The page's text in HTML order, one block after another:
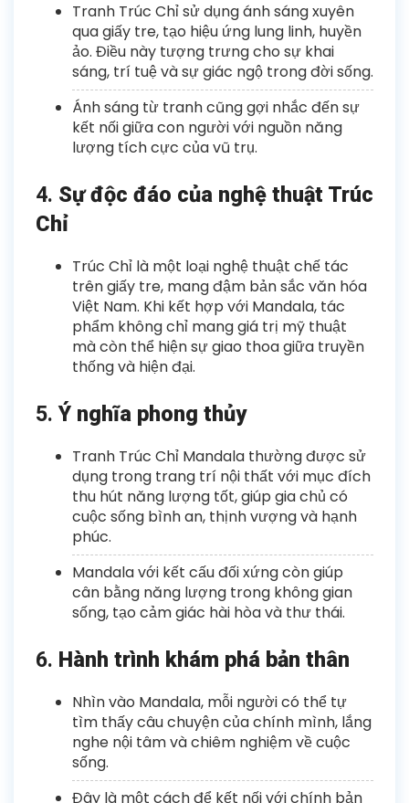
Tranh Trúc Chỉ sử dụng ánh sáng xuyên
qua giấy tre, tạo hiệu ứng lung linh, huyền
ảo. Điều này tượng trưng cho sự khai
sáng, trí tuệ và sự giác ngộ trong đời sống.
Ánh sáng từ tranh cũng gợi nhắc đến sự
kết nối giữa con người với nguồn năng
lượng tích cực của vũ trụ.
4. Sự độc đáo của nghệ thuật Trúc
Chỉ
Trúc Chỉ là một loại nghệ thuật chế tác
trên giấy tre, mang đậm bản sắc văn hóa
Việt Nam. Khi kết hợp với Mandala, tác
phẩm không chỉ mang giá trị mỹ thuật
mà còn thể hiện sự giao thoa giữa truyền
thống và hiện đại.
5.Ý nghĩa phong thủy
Tranh Trúc Chỉ Mandala thường được sử
dụng trong trang trí nội thất với mục đích
thu hút năng lượng tốt, giúp gia chủ có
cuộc sống bình an, thịnh vượng và hạnh
phúc.
Mandala với kết cấu đối xứng còn giúp
cân bằng năng lượng trong không gian
sống, tạo cảm giác hài hòa và thư thái.
6. Hành trình khám phá bản thân
Nhìn vào Mandala, mỗi người có thể tự
tìm thấy câu chuyện của chính mình, lắng
nghe nội tâm và chiêm nghiệm về cuộc
sống.
Đây là một cách để kết nối với chính bản